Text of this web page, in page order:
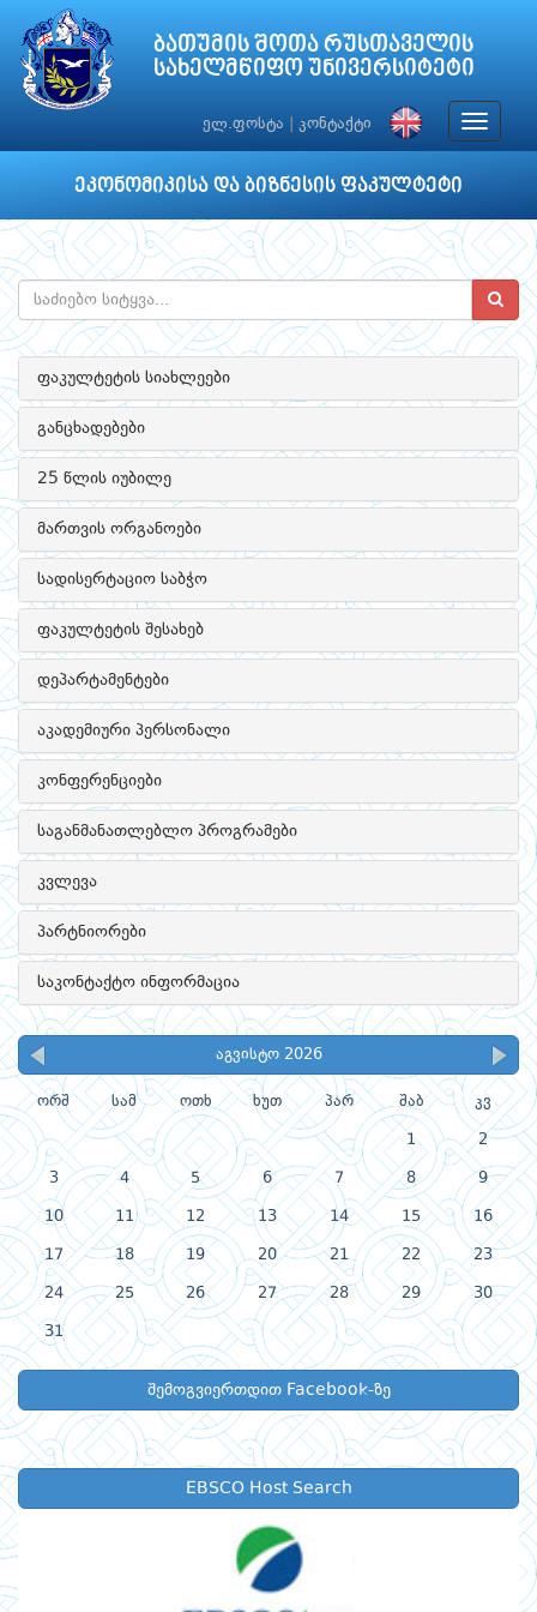
ბათუმის შოთა რუსთაველის
სახელმწიფო უნივერსიტეტი
ელ.ფოსტა კონტაქტი
Toggle
ეკონომიკისა და ბიზნესის ფაკულტეტი
ფაკულტეტის სიახლეები
განცხადებები
25 წლის იუბილე
მართვის ორგანოები
სადისერტაციო საბჭო
ფაკულტეტის შესახებ
დეპარტამენტები
აკადემიური პერსონალი
კონფერენციები
საგანმანათლებლო პროგრამები
კვლევა
პარტნიორები
საკონტაქტო ინფორმაცია
აგვისტო 2026
ორშ სამ ოთხ ხუთ პარ შაბ კვ
1 2
3 4 5 6 7 8 9
10 11 12 13 14 15 16
17 18 19 20 21 22 23
24 25 26 27 28 29 30
31
შემოგვიერთდით Facebook-ზე
EBSCO Host Search